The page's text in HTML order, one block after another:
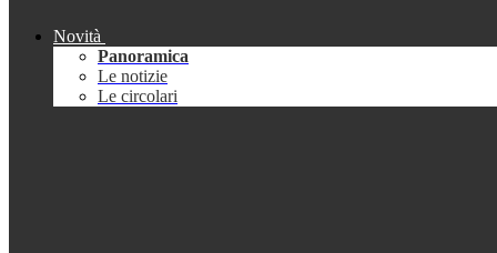
Novità
Panoramica
Le notizie
Le circolari